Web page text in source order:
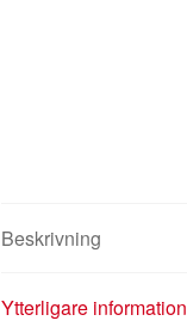
Beskrivning
Ytterligare information